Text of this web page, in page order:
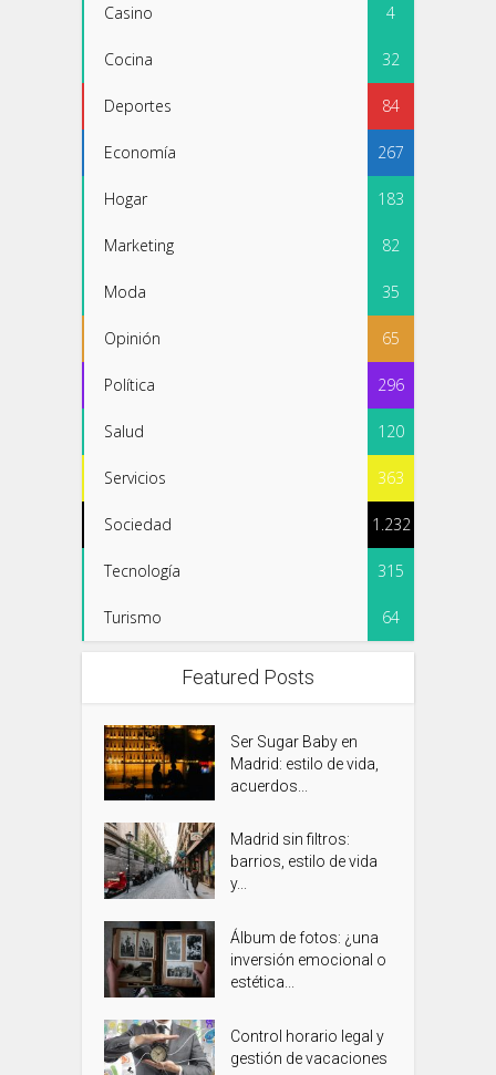
Casino 4
Cocina 32
Deportes 84
Economía 267
Hogar 183
Marketing 82
Moda 35
Opinión 65
Política 296
Salud 120
Servicios 363
Sociedad 1.232
Tecnología 315
Turismo 64
Featured Posts
Ser Sugar Baby en
Madrid: estilo de vida,
acuerdos...
Madrid sin filtros:
barrios, estilo de vida
y...
Álbum de fotos: ¿una
inversión emocional o
estética...
Control horario legal y
gestión de vacaciones